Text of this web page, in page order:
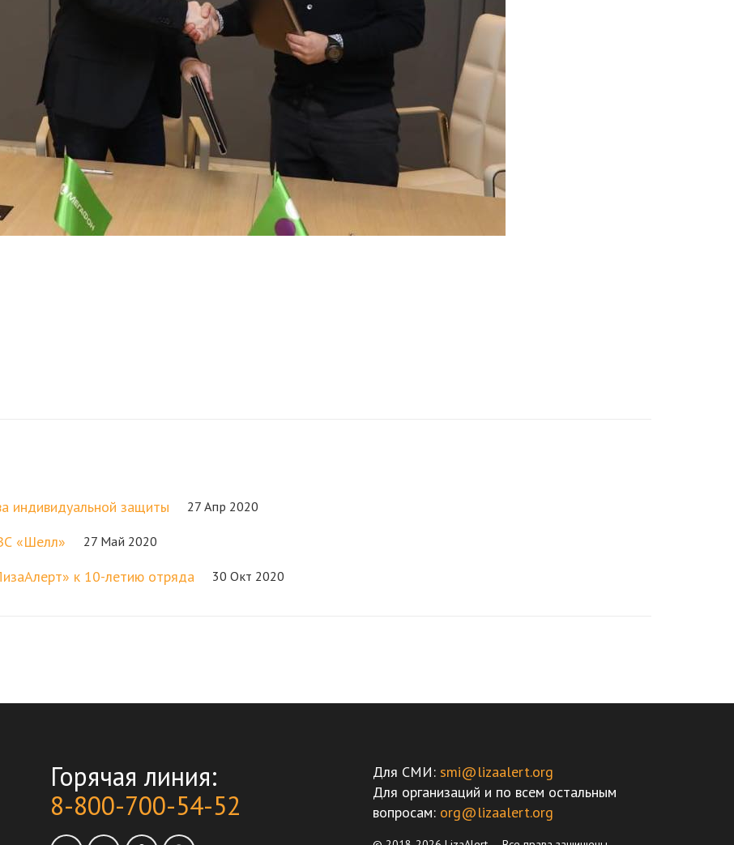
индивидуальной защиты 27 Апр 2020
«Шелл» 27 Май 2020
к 10-летию отряда 30 Окт 2020
Горячая линия:
8-800-700-54-52
Для СМИ: smi@lizaalert.org
Для организаций и по всем остальным
вопросам: org@lizaalert.org